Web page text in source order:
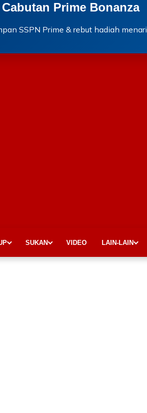
Cabutan Prime Bonanza
SSPN Prime & rebut hadiah
SUKAN VIDEO LAIN-LAIN